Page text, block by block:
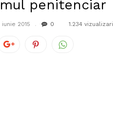
penitenciar
iunie 2015 0 1.234 vizualizari